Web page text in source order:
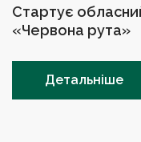
Стартує
«Червона рута»
Детальніше